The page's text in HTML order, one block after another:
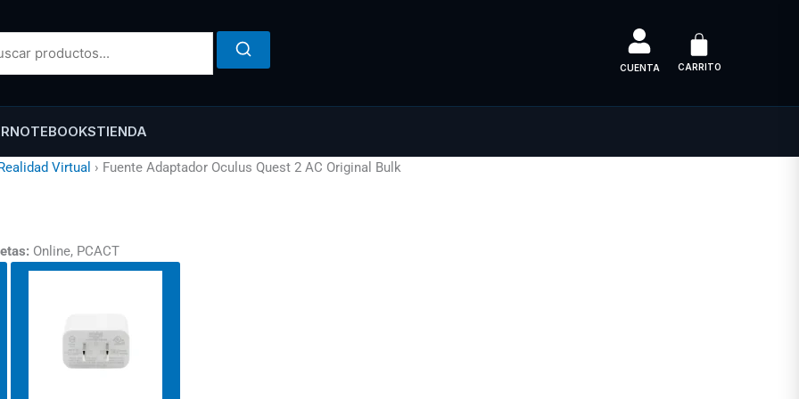
CUENTA CARRITO
NOTEBOOKSTIENDA
Virtual › Fuente Adaptador Oculus Quest 2 AC Original Bulk
Online, PCACT